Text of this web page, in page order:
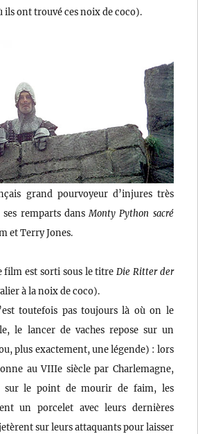
ils ont trouvé ces noix de coco).
grand pourvoyeur d’injures très
ses remparts dansMonty Python sacré
et Terry Jones.
film est sorti sous le titreDie Ritter der
à la noix de coco).
toutefois pas toujours là où on le
le lancer de vaches repose sur un
plus exactement, une légende) : lors
au VIIIe siècle par Charlemagne,
sur le point de mourir de faim, les
un porcelet avec leurs dernières
sur leurs attaquants pour laisser